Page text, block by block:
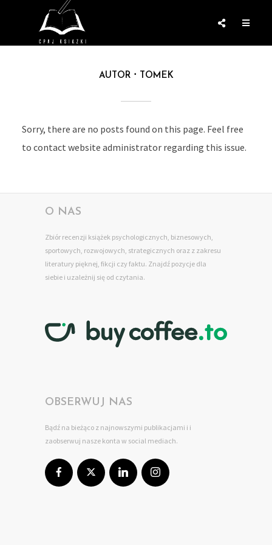
AUTOR TOMEK
Sorry, there are no posts found on this page. Feel free
to contact website administrator regarding this issue.
O NAS
Zbiór recenzji książek psychologicznych, biznesowych,
sportowych, rozwojowych, strategicznych oraz z zakresu
literatury pięknej, fikcji czy faktu. Znajdź pozycje dla
siebie i uzależnij się od czytania.
OBSERWUJ NAS
Bądź na bieżąco z najnowszymi publikacjami i i
zaobserwuj nasze konta w social mediach.